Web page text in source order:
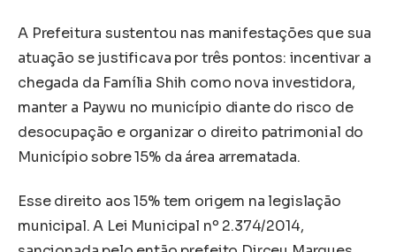
A Prefeitura sustentou nas manifestações que sua
atuação se justificava por três pontos: incentivar a
chegada da Família Shih como nova investidora,
manter a Paywu no município diante do risco de
desocupação e organizar o direito patrimonial do
Município sobre 15% da área arrematada.
Esse direito aos 15% tem origem na legislação
municipal. A Lei Municipal nº 2.374/2014,